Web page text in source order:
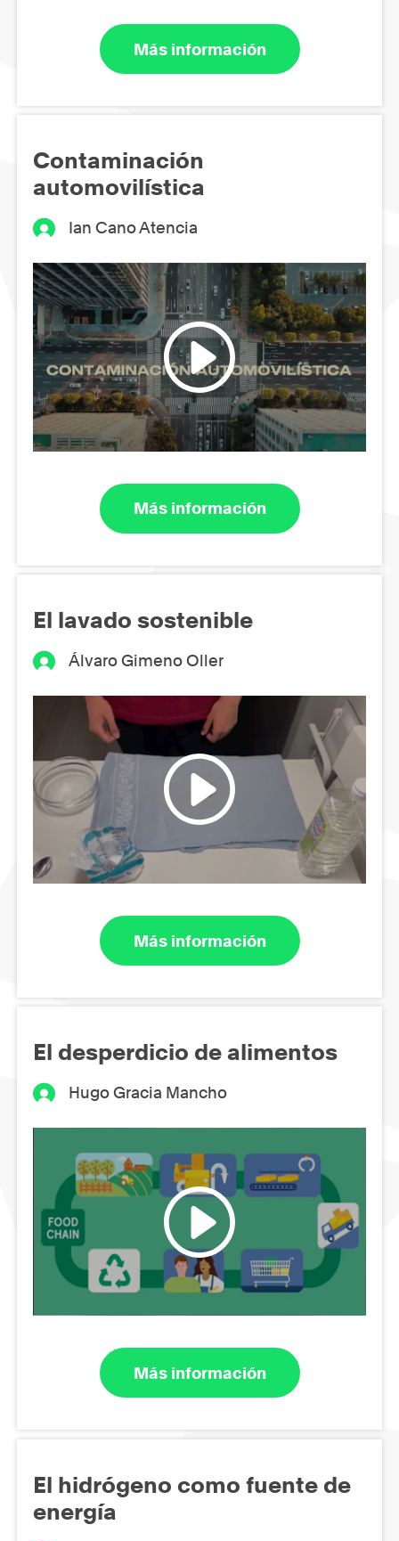
Más información
Contaminación
automovilística
Ian Cano Atencia
Más información
El lavado sostenible
Álvaro Gimeno Oller
Más información
El desperdicio de alimentos
Hugo Gracia Mancho
Más información
El hidrógeno como fuente de
energía